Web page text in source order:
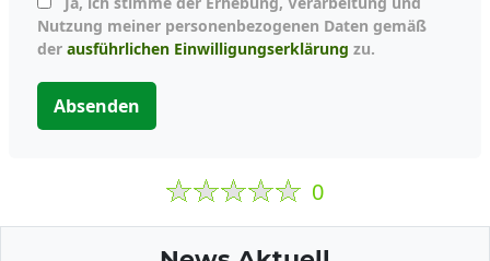
Nutzung meiner personenbezogenen Daten gemäß
der ausführlichen Einwilligungserklärung zu.
Absenden
0